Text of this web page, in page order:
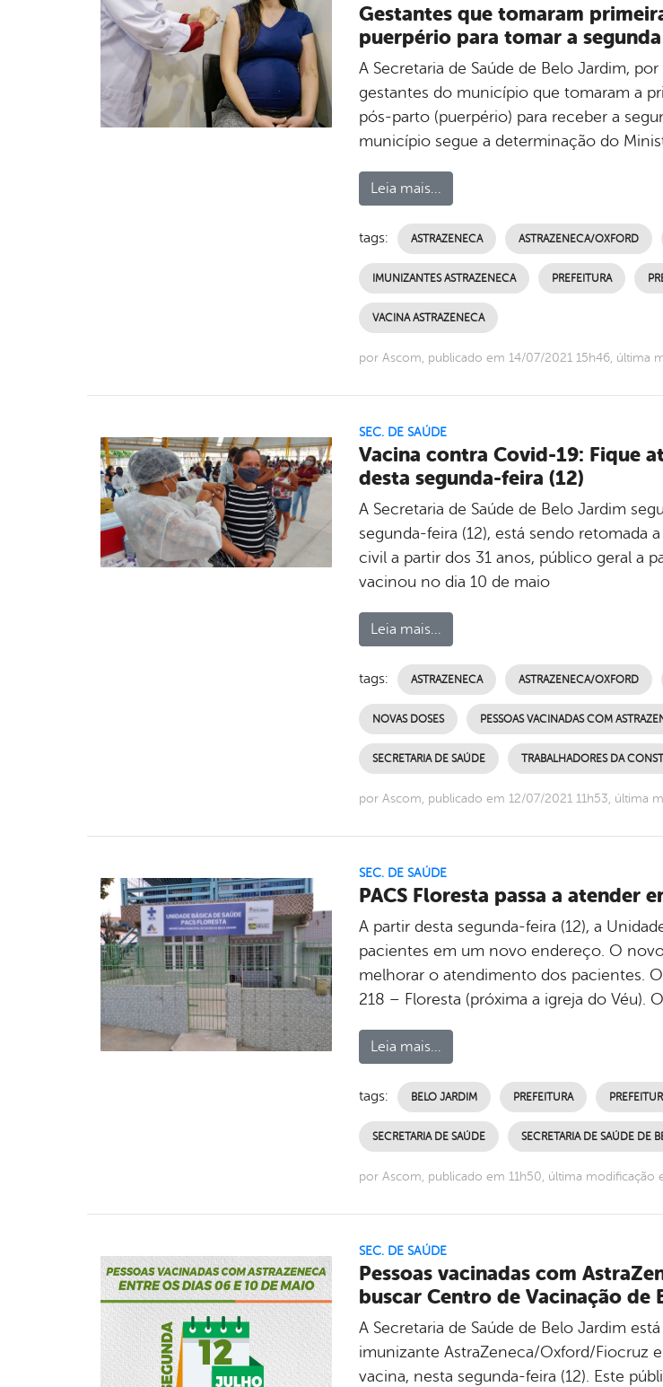
Gestantes que tomaram
puerpério para tomar a
A Secretaria de Saúde de Belo Jardim,
gestantes do município que tomaram a
pós-parto (puerpério) para receber a
município segue a determinação do
Leia mais...
tags: ASTRAZENECA ASTRAZENECA/OXFORD
IMUNIZANTES ASTRAZENECA PREFEITURA
VACINA ASTRAZENECA
por Ascom, publicado em 14/07/2021 15h46, última
SEC. DE SAÚDE
Vacina contra Covid-19: Fique
desta segunda-feira (12)
A Secretaria de Saúde de Belo Jardim
segunda-feira (12), está sendo retomada
civil a partir dos 31 anos, público geral a
vacinou no dia 10 de maio
Leia mais...
tags: ASTRAZENECA ASTRAZENECA/OXFORD
NOVAS DOSES PESSOAS VACINADAS COM
SECRETARIA DE SAÚDE TRABALHADORES DA
por Ascom, publicado em 12/07/2021 11h53, última
SEC. DE SAÚDE
PACS Floresta passa a atender
A partir desta segunda-feira (12), a
pacientes em um novo endereço. O
melhorar o atendimento dos pacientes. O
218 – Floresta (próxima a igreja do Véu). O
Leia mais...
tags: BELO JARDIM PREFEITURA
SECRETARIA DE SAÚDE SECRETARIA DE SAÚDE DE
por Ascom, publicado em 11h50, última modificação
SEC. DE SAÚDE
Pessoas vacinadas com
buscar Centro de Vacinação de
A Secretaria de Saúde de Belo Jardim
imunizante AstraZeneca/Oxford/Fiocruz
vacina, nesta segunda-feira (12). Este